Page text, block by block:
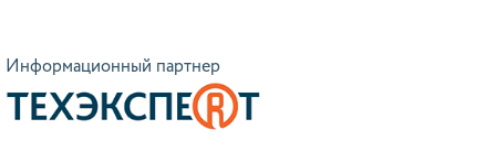
Информационный партнер